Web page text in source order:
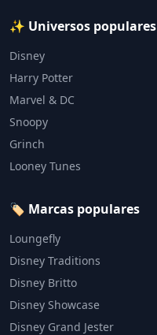
✨ Universos populares
Disney
Harry Potter
Marvel & DC
Snoopy
Grinch
Looney Tunes
🏷️ Marcas populares
Loungefly
Disney Traditions
Disney Britto
Disney Showcase
Disney Grand Jester